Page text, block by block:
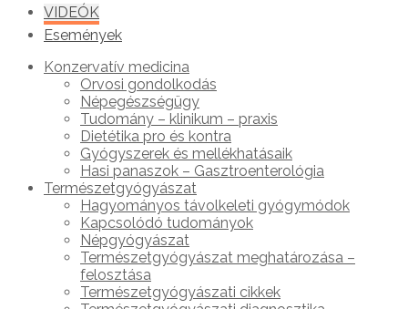
VIDEÓK
Események
Konzervatív medicina
Orvosi gondolkodás
Népegészségügy
Tudomány – klinikum – praxis
Dietétika pro és kontra
Gyógyszerek és mellékhatásaik
Hasi panaszok – Gasztroenterológia
Természetgyógyászat
Hagyományos távolkeleti gyógymódok
Kapcsolódó tudományok
Népgyógyászat
Természetgyógyászat meghatározása –
felosztása
Természetgyógyászati cikkek